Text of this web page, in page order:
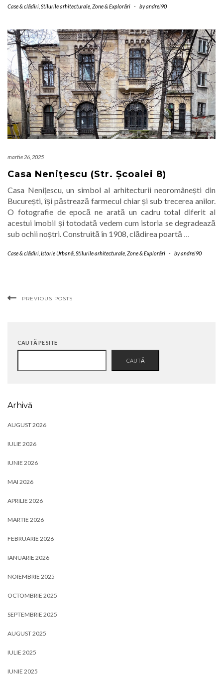
Case & clădiri Stilurile arhitecturale Zone & Explorări - byandrei90
martie 26, 2025
Casa Nenițescu (Str. Școalei 8)
Casa Nenițescu, un simbol al arhitecturii neoromânești din
București, își păstrează farmecul chiar și sub trecerea anilor.
O fotografie de epocă ne arată un cadru total diferit al
acestui imobil și totodată vedem cum istoria se degradează
sub ochii noștri. Construită în 1908, clădirea poartă
Case & clădiri Istorie Urbană Stilurile arhitecturale Zone & Explorări - byandrei90
PREVIOUS POSTS
CAUTĂ PE SITE
CAUTĂ
Arhivă
AUGUST 2026
IULIE 2026
IUNIE 2026
MAI 2026
APRILIE 2026
MARTIE 2026
FEBRUARIE 2026
IANUARIE 2026
NOIEMBRIE 2025
OCTOMBRIE 2025
SEPTEMBRIE 2025
AUGUST 2025
IULIE 2025
IUNIE 2025